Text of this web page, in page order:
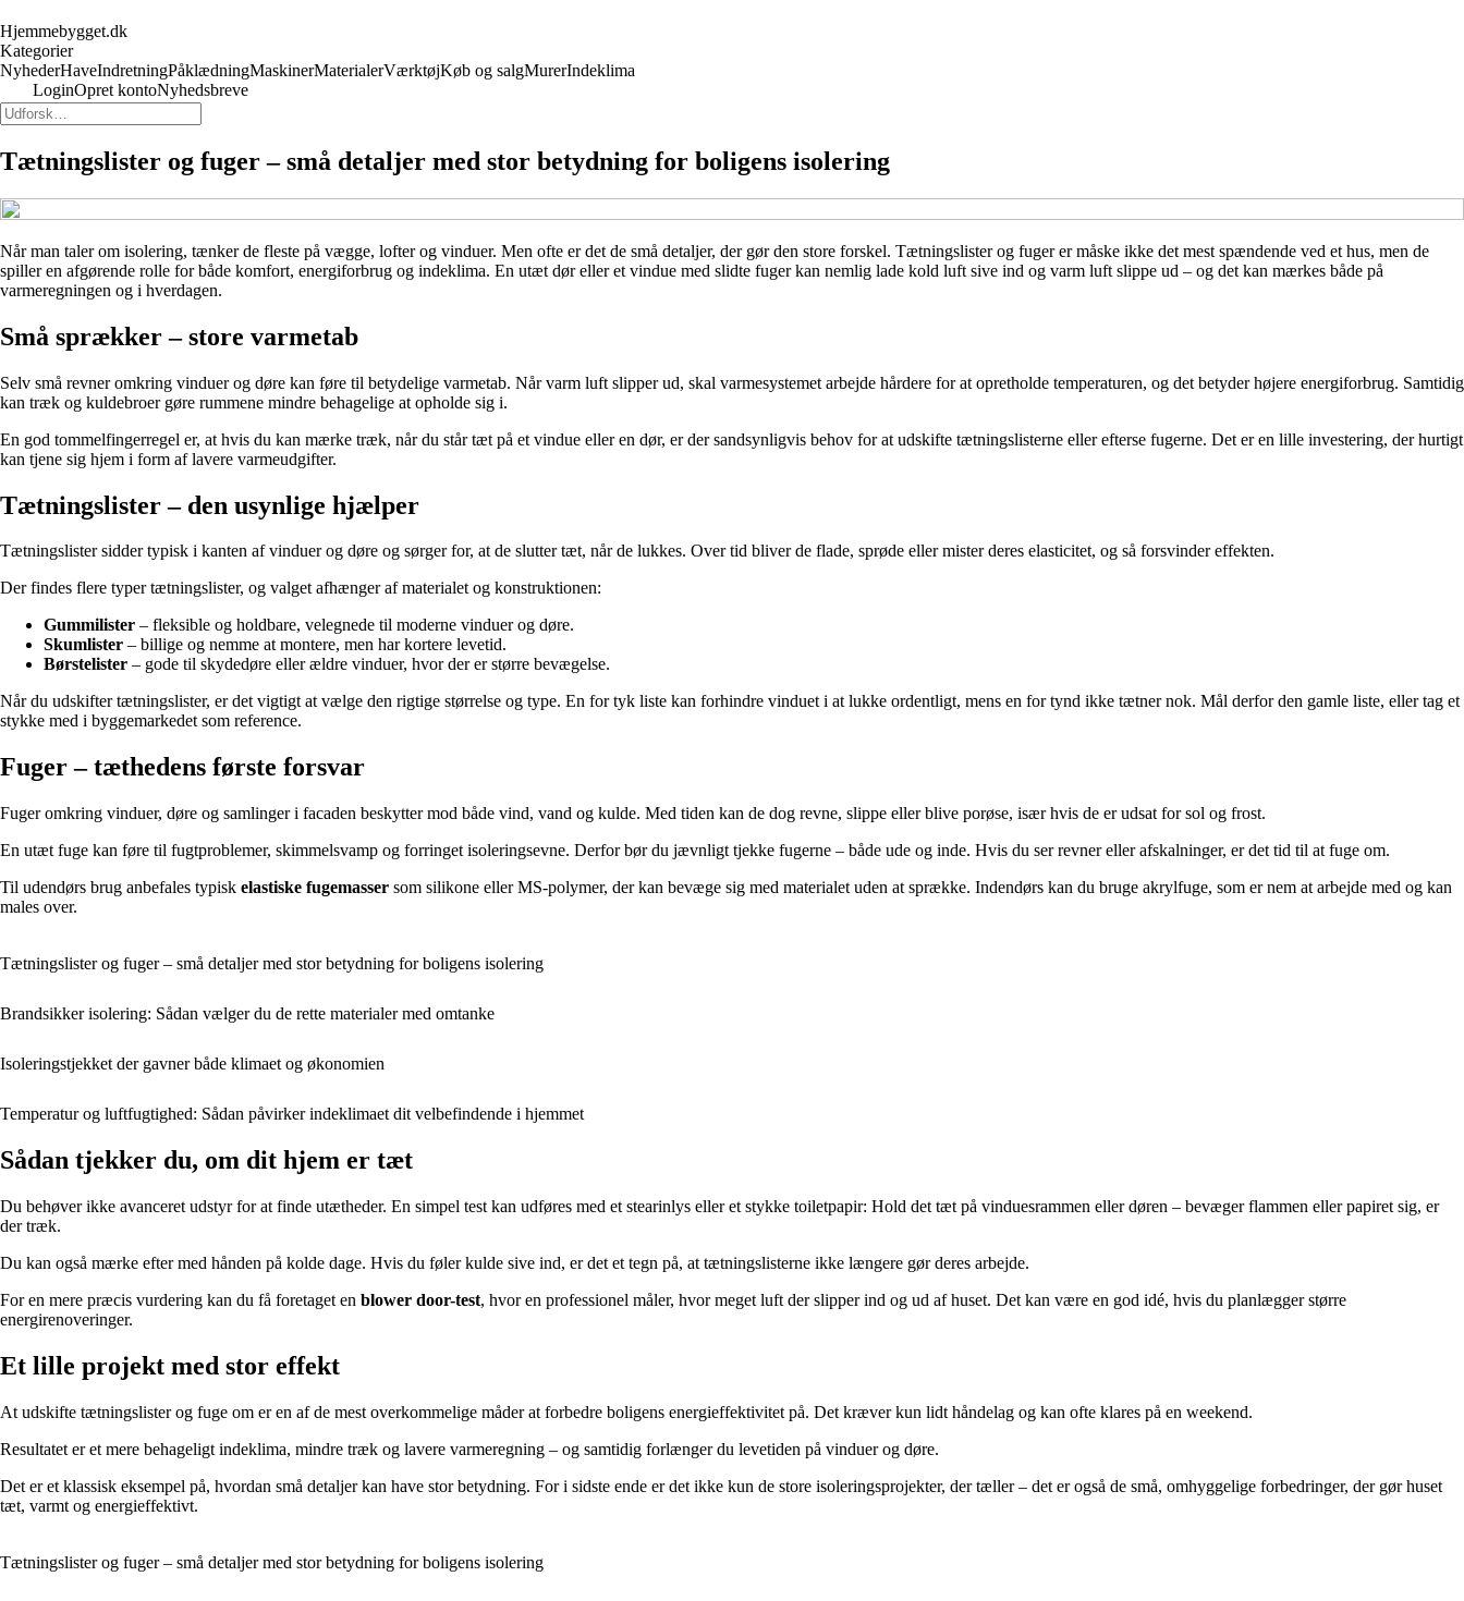
Hjemmebygget.dk
Kategorier
NyhederHaveIndretningPåklædningMaskinerMaterialerVærktøjKøb og salgMurerIndeklima
LoginOpret kontoNyhedsbreve
Tætningslister og fuger – små detaljer med stor betydning for boligens isolering
Når man taler om isolering, tænker de fleste på vægge, lofter og vinduer. Men ofte er det de små detaljer, der gør den store forskel. Tætningslister og fuger er måske ikke det mest spændende ved et hus, men de
spiller en afgørende rolle for både komfort, energiforbrug og indeklima. En utæt dør eller et vindue med slidte fuger kan nemlig lade kold luft sive ind og varm luft slippe ud – og det kan mærkes både på
varmeregningen og i hverdagen.
Små sprækker – store varmetab
Selv små revner omkring vinduer og døre kan føre til betydelige varmetab. Når varm luft slipper ud, skal varmesystemet arbejde hårdere for at opretholde temperaturen, og det betyder højere energiforbrug. Samtidig
kan træk og kuldebroer gøre rummene mindre behagelige at opholde sig i.
En god tommelfingerregel er, at hvis du kan mærke træk, når du står tæt på et vindue eller en dør, er der sandsynligvis behov for at udskifte tætningslisterne eller efterse fugerne. Det er en lille investering, der hurtigt
kan tjene sig hjem i form af lavere varmeudgifter.
Tætningslister – den usynlige hjælper
Tætningslister sidder typisk i kanten af vinduer og døre og sørger for, at de slutter tæt, når de lukkes. Over tid bliver de flade, sprøde eller mister deres elasticitet, og så forsvinder effekten.
Der findes flere typer tætningslister, og valget afhænger af materialet og konstruktionen:
Gummilister – fleksible og holdbare, velegnede til moderne vinduer og døre.
Skumlister – billige og nemme at montere, men har kortere levetid.
Børstelister – gode til skydedøre eller ældre vinduer, hvor der er større bevægelse.
Når du udskifter tætningslister, er det vigtigt at vælge den rigtige størrelse og type. En for tyk liste kan forhindre vinduet i at lukke ordentligt, mens en for tynd ikke tætner nok. Mål derfor den gamle liste, eller tag et
stykke med i byggemarkedet som reference.
Fuger – tæthedens første forsvar
Fuger omkring vinduer, døre og samlinger i facaden beskytter mod både vind, vand og kulde. Med tiden kan de dog revne, slippe eller blive porøse, især hvis de er udsat for sol og frost.
En utæt fuge kan føre til fugtproblemer, skimmelsvamp og forringet isoleringsevne. Derfor bør du jævnligt tjekke fugerne – både ude og inde. Hvis du ser revner eller afskalninger, er det tid til at fuge om.
Til udendørs brug anbefales typisk elastiske fugemasser som silikone eller MS-polymer, der kan bevæge sig med materialet uden at sprække. Indendørs kan du bruge akrylfuge, som er nem at arbejde med og kan
males over.
Tætningslister og fuger – små detaljer med stor betydning for boligens isolering
Brandsikker isolering: Sådan vælger du de rette materialer med omtanke
Isoleringstjekket der gavner både klimaet og økonomien
Temperatur og luftfugtighed: Sådan påvirker indeklimaet dit velbefindende i hjemmet
Sådan tjekker du, om dit hjem er tæt
Du behøver ikke avanceret udstyr for at finde utætheder. En simpel test kan udføres med et stearinlys eller et stykke toiletpapir: Hold det tæt på vinduesrammen eller døren – bevæger flammen eller papiret sig, er
der træk.
Du kan også mærke efter med hånden på kolde dage. Hvis du føler kulde sive ind, er det et tegn på, at tætningslisterne ikke længere gør deres arbejde.
For en mere præcis vurdering kan du få foretaget en blower door-test, hvor en professionel måler, hvor meget luft der slipper ind og ud af huset. Det kan være en god idé, hvis du planlægger større
energirenoveringer.
Et lille projekt med stor effekt
At udskifte tætningslister og fuge om er en af de mest overkommelige måder at forbedre boligens energieffektivitet på. Det kræver kun lidt håndelag og kan ofte klares på en weekend.
Resultatet er et mere behageligt indeklima, mindre træk og lavere varmeregning – og samtidig forlænger du levetiden på vinduer og døre.
Det er et klassisk eksempel på, hvordan små detaljer kan have stor betydning. For i sidste ende er det ikke kun de store isoleringsprojekter, der tæller – det er også de små, omhyggelige forbedringer, der gør huset
tæt, varmt og energieffektivt.
Tætningslister og fuger – små detaljer med stor betydning for boligens isolering